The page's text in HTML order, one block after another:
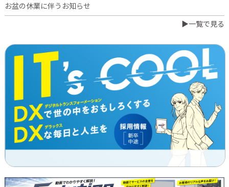
お盆の休業に伴うお知らせ
日本電通グループ、食品事業へ新たな挑戦 ～株式会社中野和一
郎商店をグループ会社化し食品製造事業を開始～
2026.06.16
新卒10期生 辞令交付式を行いました
2026.05.28
現場に新たな活気を！NDTEC株式会社に4名の仲間が加わりました
🔧
2026.05.13
▶一覧で見る